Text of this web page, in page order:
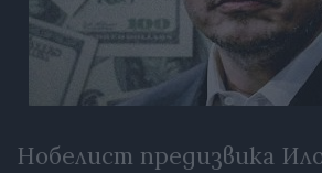
Нобелист предизвика